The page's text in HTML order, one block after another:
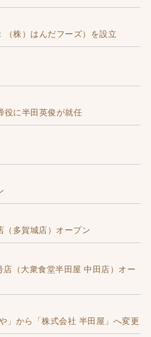
（株）はんだフーズ）を設立
役に半田英俊が就任
（多賀城店）オープン
店（大衆食堂半田屋 中田店）オー
」から「株式会社 半田屋」へ変更